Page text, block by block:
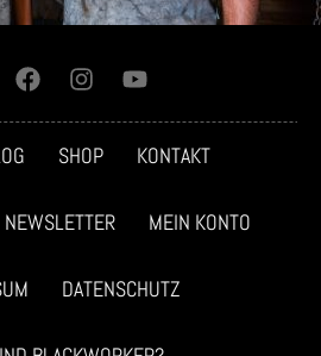
SHOP KONTAKT
NEWSLETTER MEIN KONTO
DATENSCHUTZ